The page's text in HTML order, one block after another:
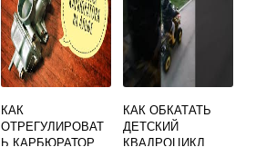
КАК
ОТРЕГУЛИРОВАТ
Ь КАРБЮРАТОР
КАК ОБКАТАТЬ
ДЕТСКИЙ
КВАДРОЦИКЛ